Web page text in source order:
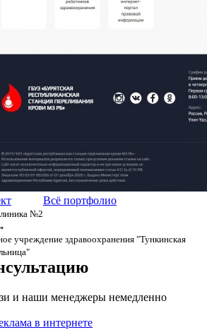
№2
Всё портфолио
учреждение здравоохранения "Тункинская
и наши менеджеры немедленно
в интернете